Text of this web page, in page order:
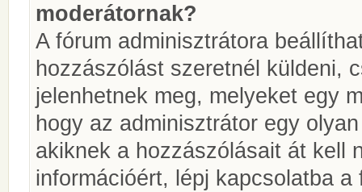
moderátornak?
A fórum adminisztrátora
hozzászólást szeretnél küldeni,
jelenhetnek meg, melyeket egy
hogy az adminisztrátor egy
akiknek a hozzászólásait át kell
információért, lépj kapcsolatba